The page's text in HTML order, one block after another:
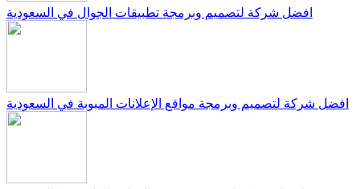
افضل شركة لتصميم وبرمجة تطبيقات الجوال في السعودية
افضل شركة لتصميم وبرمجة مواقع الإعلانات المبوبة في السعودية